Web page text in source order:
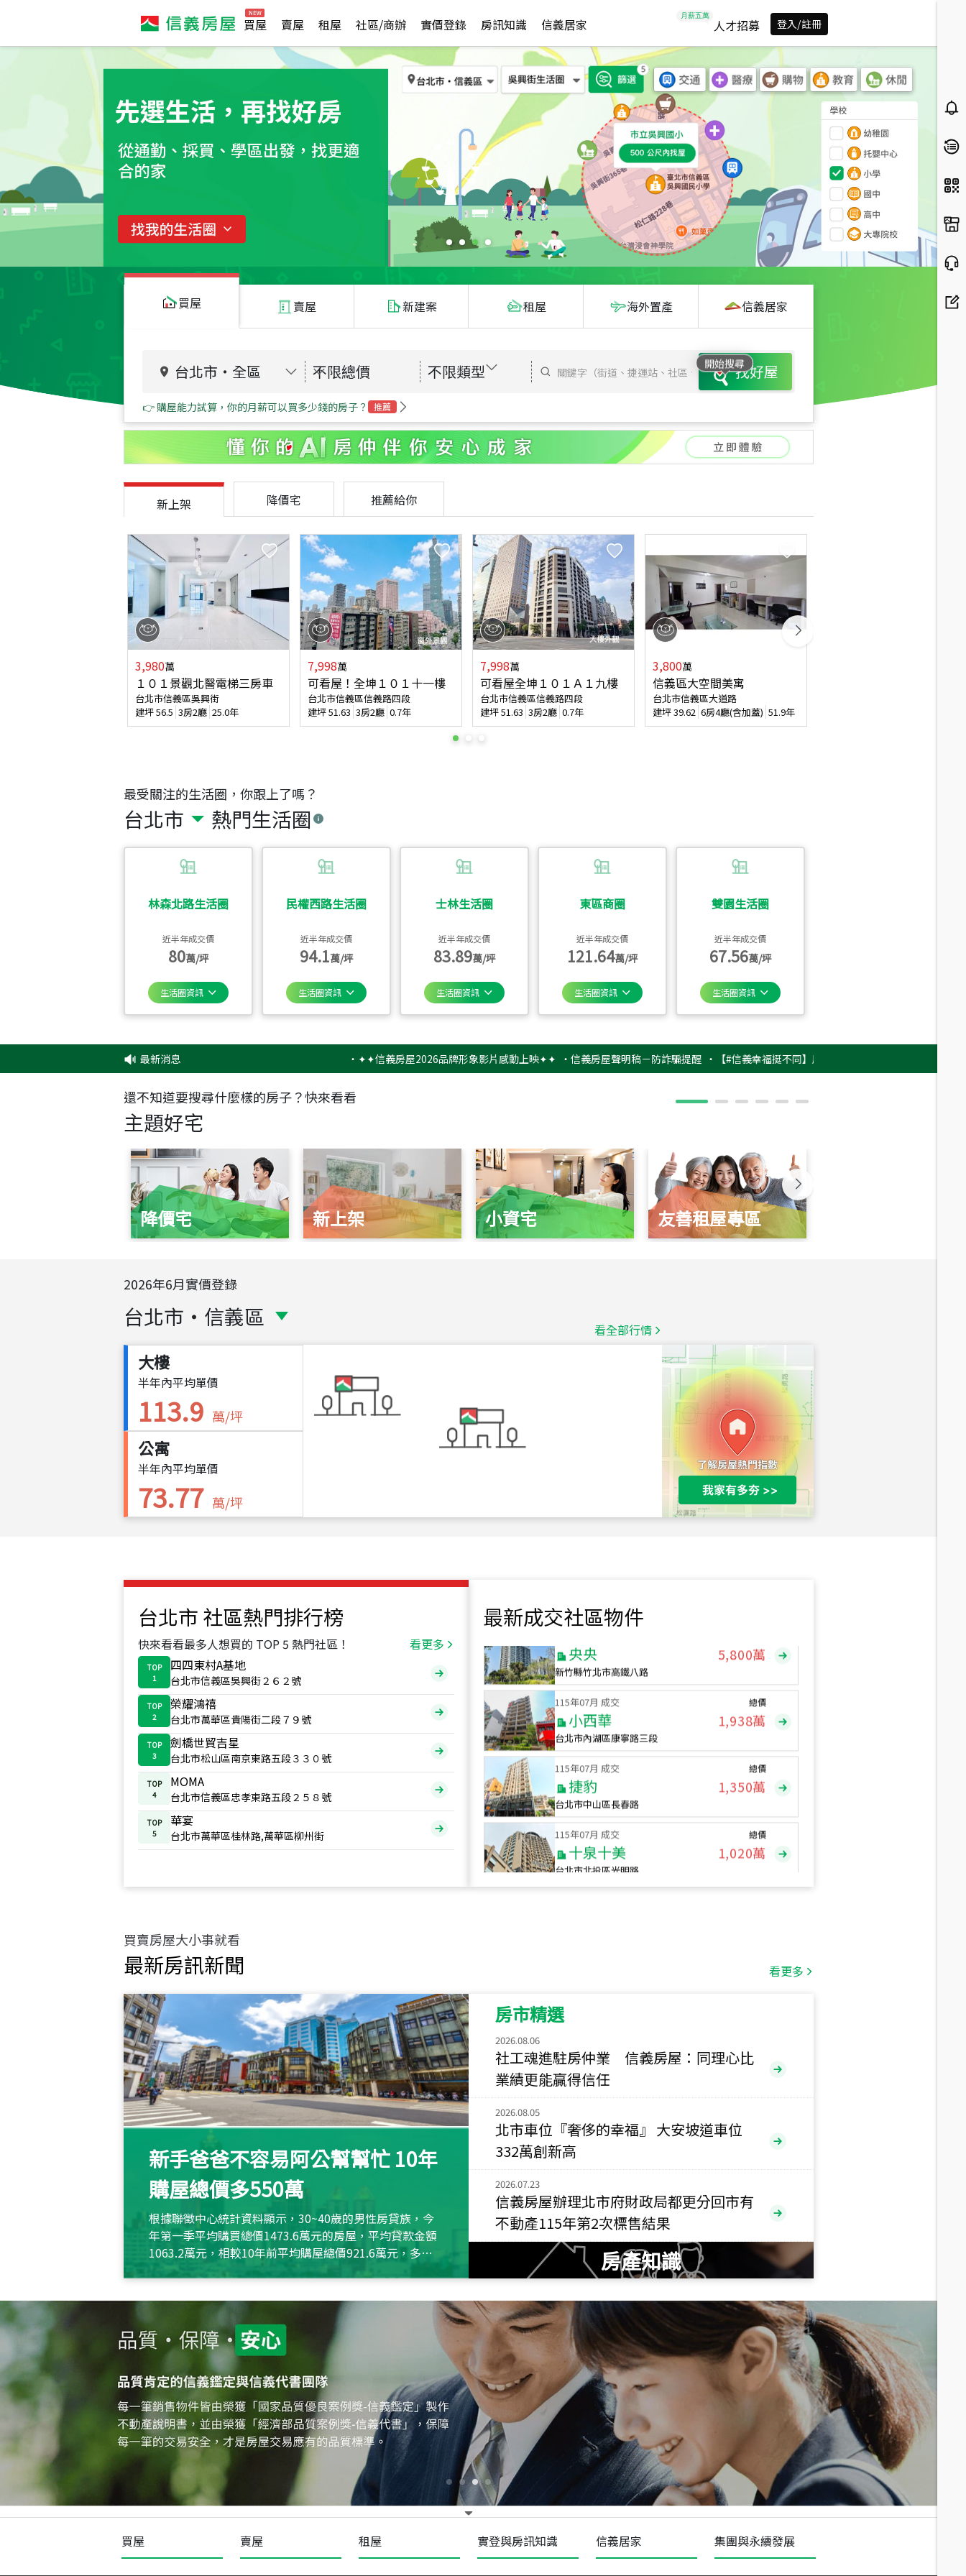
買屋 賣屋 租屋 社區/商辦 實價登錄 房訊知識 信義居家 人才招募 登入/註冊
買屋 賣屋 新建案 租屋 海外置產 信義居家
台北市 ・ 全區 不限總價 不限類型
開始搜尋
找好屋
👉 購屋能力試算，你的月薪可以買多少錢的房子？ 推薦
最受關注的生活圈，你跟上了嗎？
台北市 熱門生活圈
林森北路生活圈
近半年成交價
80萬/坪
生活圈資訊
民權西路生活圈
近半年成交價
94.1萬/坪
生活圈資訊
士林生活圈
近半年成交價
83.89萬/坪
生活圈資訊
東區商圈
近半年成交價
121.64萬/坪
生活圈資訊
雙園生活圈
近半年成交價
67.56萬/坪
生活圈資訊
新上架 降價宅 推薦給你
3,980萬
１０１景觀北醫電梯三房車
台北市信義區吳興街
建坪56.5 3房2廳 25.0年
7,998萬
可看屋！全坤１０１十一樓
台北市信義區信義路四段
建坪51.63 3房2廳 0.7年
7,998萬
可看屋全坤１０１Ａ１九樓
台北市信義區信義路四段
建坪51.63 3房2廳 0.7年
3,800萬
信義區大空間美寓
台北市信義區大道路
建坪39.62 6房4廳(含加蓋) 51.9年
最新消息 ✦✦信義房屋2026品牌形象影片感動上映✦✦ ‧信義房屋聲明稿－防詐騙提醒 ‧【#信義幸福挺不同】用實力，讓升職免抽號碼牌！最新雇主品
還不知道要搜尋什麼樣的房子？快來看看
主題好宅
降價宅 新上架 小資宅 友善租屋專區
2026年6月實價登錄
台北市 ・ 信義區 看全部行情
大樓
半年內平均單價
113.9 萬/坪
公寓
半年內平均單價
73.77 萬/坪
台北市 社區熱門排行榜
快來看看最多人想買的 TOP 5 熱門社區！ 看更多
TOP
1
四四東村A基地
台北市信義區吳興街２６２號
TOP
2
榮耀鴻禧
台北市萬華區貴陽街二段７９號
TOP
3
劍橋世貿吉星
台北市松山區南京東路五段３３０號
TOP
4
MOMA
台北市信義區忠孝東路五段２５８號
TOP
5
華宴
台北市萬華區桂林路,萬華區柳州街
最新成交社區物件
台北市中山區長春路
1,020萬
總價
490萬
新竹市新竹市慈祥路
總價
1,808萬
115年07月 成交
新竹縣竹北市高鐵八路
小西華
台北市內湖區康寧路三段
1,938萬
捷豹
台北市中山區長春路
1,350萬
十泉十美
台北市北投區光明路
1,020萬
115年07月 成交
115
新北市永和區環河西路二段
115年07月 成交
央央 5,800萬
115年
小西華 1,938萬
115 年07月 成交
捷豹
台北市中山區長春路
115年07月 成交
十泉十美
台北市北投區光明路
總價
1,020萬
年 07月 成交
四維天廈
新竹市新竹市四維路
總價
490萬
115 月 成交
菁英典藏
新竹市新竹市慈祥路
1,808
買賣房屋大小事就看
最新房訊新聞 看更多
新手爸爸不容易阿公幫幫忙 10年
購屋總價多550萬
根據聯徵中心統計資料顯示，30~40歲的男性房貸族，今
年第一季平均購買總價1473.6萬元的房屋，平均貸款金額
1063.2萬元，相較10年前平均購屋總價921.6萬元，多出
約550萬元，且貸款金額也多
房市精選
2026.08.06
社工魂進駐房仲業 信義房屋：同理心比
業績更能贏得信任
2026.08.05
北市車位『奢侈的幸福』 大安坡道車位
332萬創新高
2026.07.23
信義房屋辦理北市府財政局都更分回市有
不動產115年第2次標售結果
房產知識
買屋 賣屋 租屋 實登與房訊知識 信義居家 集團與永續發展